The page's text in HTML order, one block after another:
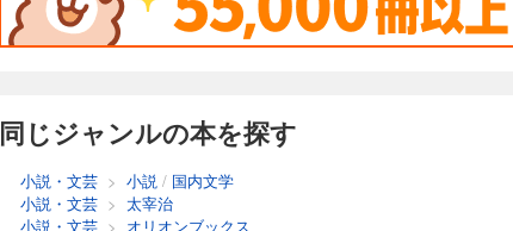
同じジャンルの本を探す
小説・文芸 > 小説 / 国内文学
小説・文芸 > 太宰治
小説・文芸 > オリオンブックス